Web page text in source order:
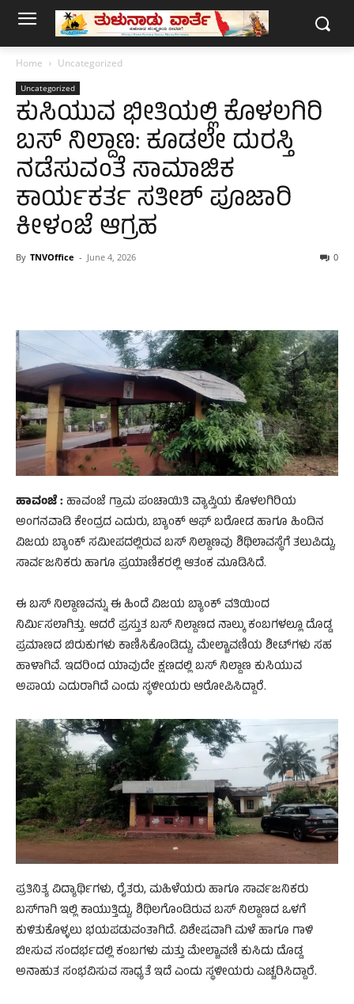
Home Uncategorized
Uncategorized
ಕುಸಿಯುವ ಭೀತಿಯಲ್ಲಿ ಕೊಳಲಗಿರಿ
ಬಸ್ ನಿಲ್ದಾಣ: ಕೂಡಲೇ ದುರಸ್ತಿ
ನಡೆಸುವಂತೆ ಸಾಮಾಜಿಕ
ಕಾರ್ಯಕರ್ತ ಸತೀಶ್ ಪೂಜಾರಿ
ಕೀಳಂಜೆ ಆಗ್ರಹ
By TNVOffice - June 4, 2026 0
ಹಾವಂಜೆ : ಹಾವಂಜೆ ಗ್ರಾಮ ಪಂಚಾಯಿತಿ ವ್ಯಾಪ್ತಿಯ ಕೊಳಲಗಿರಿಯ
ಅಂಗನವಾಡಿ ಕೇಂದ್ರದ ಎದುರು, ಬ್ಯಾಂಕ್ ಆಫ್ ಬರೋಡ ಹಾಗೂ ಹಿಂದಿನ
ವಿಜಯ ಬ್ಯಾಂಕ್ ಸಮೀಪದಲ್ಲಿರುವ ಬಸ್ ನಿಲ್ದಾಣವು ಶಿಥಿಲಾವಸ್ಥೆಗೆ ತಲುಪಿದ್ದು,
ಸಾರ್ವಜನಿಕರು ಹಾಗೂ ಪ್ರಯಾಣಿಕರಲ್ಲಿ ಆತಂಕ ಮೂಡಿಸಿದೆ.
ಈ ಬಸ್ ನಿಲ್ದಾಣವನ್ನು ಈ ಹಿಂದೆ ವಿಜಯ ಬ್ಯಾಂಕ್ ವತಿಯಿಂದ
ನಿರ್ಮಿಸಲಾಗಿತ್ತು. ಆದರೆ ಪ್ರಸ್ತುತ ಬಸ್ ನಿಲ್ದಾಣದ ನಾಲ್ಕು ಕಂಬಗಳಲ್ಲೂ ದೊಡ್ಡ
ಪ್ರಮಾಣದ ಬಿರುಕುಗಳು ಕಾಣಿಸಿಕೊಂಡಿದ್ದು, ಮೇಲ್ಚಾವಣಿಯ ಶೀಟ್‌ಗಳು ಸಹ
ಹಾಳಾಗಿವೆ. ಇದರಿಂದ ಯಾವುದೇ ಕ್ಷಣದಲ್ಲಿ ಬಸ್ ನಿಲ್ದಾಣ ಕುಸಿಯುವ
ಅಪಾಯ ಎದುರಾಗಿದೆ ಎಂದು ಸ್ಥಳೀಯರು ಆರೋಪಿಸಿದ್ದಾರೆ.
ಪ್ರತಿನಿತ್ಯ ವಿದ್ಯಾರ್ಥಿಗಳು, ರೈತರು, ಮಹಿಳೆಯರು ಹಾಗೂ ಸಾರ್ವಜನಿಕರು
ಬಸ್‌ಗಾಗಿ ಇಲ್ಲಿ ಕಾಯುತ್ತಿದ್ದು, ಶಿಥಿಲಗೊಂಡಿರುವ ಬಸ್ ನಿಲ್ದಾಣದ ಒಳಗೆ
ಕುಳಿತುಕೊಳ್ಳಲು ಭಯಪಡುವಂತಾಗಿದೆ. ವಿಶೇಷವಾಗಿ ಮಳೆ ಹಾಗೂ ಗಾಳಿ
ಬೀಸುವ ಸಂದರ್ಭದಲ್ಲಿ ಕಂಬಗಳು ಮತ್ತು ಮೇಲ್ಚಾವಣಿ ಕುಸಿದು ದೊಡ್ಡ
ಅನಾಹುತ ಸಂಭವಿಸುವ ಸಾಧ್ಯತೆ ಇದೆ ಎಂದು ಸ್ಥಳೀಯರು ಎಚ್ಚರಿಸಿದ್ದಾರೆ.